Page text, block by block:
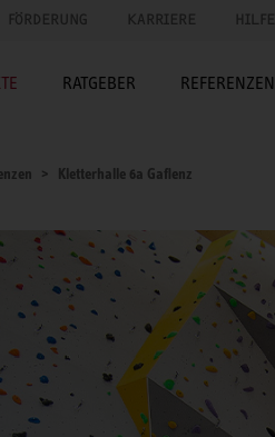
FÖRDERUNG KARRIERE HILFE
RATGEBER REFERENZEN
Kletterhalle 6a Gaflenz